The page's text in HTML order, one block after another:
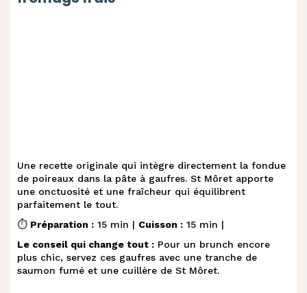
Une recette originale qui intègre directement la fondue
de poireaux dans la pâte à gaufres. St Môret apporte
une onctuosité et une fraîcheur qui équilibrent
parfaitement le tout.
⏱️ Préparation : 15 min | Cuisson : 15 min |
Le conseil qui change tout : Pour un brunch encore
plus chic, servez ces gaufres avec une tranche de
saumon fumé et une cuillère de St Môret.